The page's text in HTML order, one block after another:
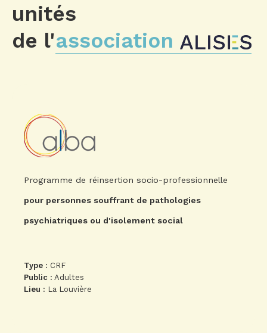
unités
de l'association
Programme de réinsertion socio-professionnelle
pour personnes souffrant de pathologies
psychiatriques ou d'isolement social
Type : CRF
Public : Adultes
Lieu : La Louvière